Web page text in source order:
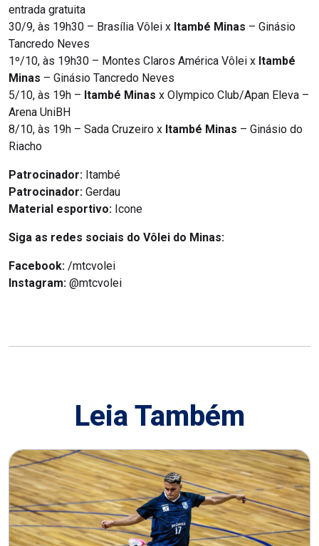
entrada gratuita
30/9, às 19h30 – Brasília Vôlei x Itambé Minas – Ginásio
Tancredo Neves
1º/10, às 19h30 – Montes Claros América Vôlei x Itambé
Minas – Ginásio Tancredo Neves
5/10, às 19h – Itambé Minas x Olympico Club/Apan Eleva –
Arena UniBH
8/10, às 19h – Sada Cruzeiro x Itambé Minas – Ginásio do
Riacho
Patrocinador: Itambé
Patrocinador: Gerdau
Material esportivo: Icone
Siga as redes sociais do Vôlei do Minas:
Facebook: /mtcvolei
Instagram: @mtcvolei
Leia Também